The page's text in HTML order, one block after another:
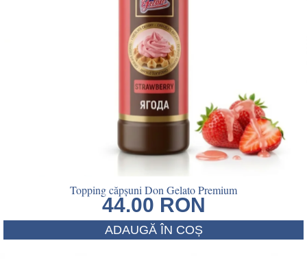
Topping căpșuni Don Gelato Premium
44.00 RON
ADAUGĂ ÎN COȘ